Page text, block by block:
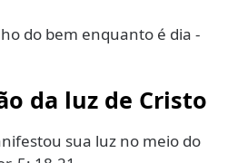
do bem enquanto é dia -
da luz de Cristo
sua luz no meio do